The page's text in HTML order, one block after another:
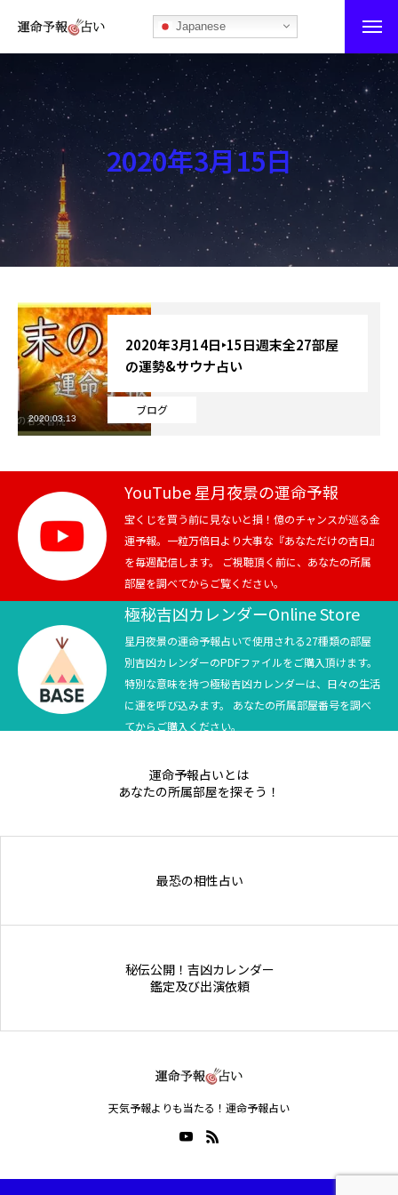
Japanese
運命予報占い
運命予報占いとは
あなたの所属部屋を探そう！
最恐の相性占い
秘伝公開！吉凶カレンダー
記事カテゴリー
ブログ
お知らせ
芸能界
テニス
スポーツ
競馬
テニス四大大会・五輪
テニス四大大会・五輪
2020年3月15日
ブログ
2020年3月14日‣15日週末全27部屋
の運勢&サウナ占い
2020.03.13
YouTube 星月夜景の運命予報
宝くじを買う前に見ないと損！億のチャンスが巡る金
運予報。一粒万倍日より大事な『あなただけの吉日』
を毎週配信します。 ご視聴頂く前に、あなたの所属
部屋を調べてからご覧ください。
極秘吉凶カレンダーOnline Store
星月夜景の運命予報占いで使用される27種類の部屋
別吉凶カレンダーのPDFファイルをご購入頂けます。
特別な意味を持つ極秘吉凶カレンダーは、日々の生活
に運を呼び込みます。 あなたの所属部屋番号を調べ
てからご購入ください。
運命予報占いとは
あなたの所属部屋を探そう！
最恐の相性占い
秘伝公開！吉凶カレンダー
鑑定及び出演依頼
天気予報よりも当たる！運命予報占い